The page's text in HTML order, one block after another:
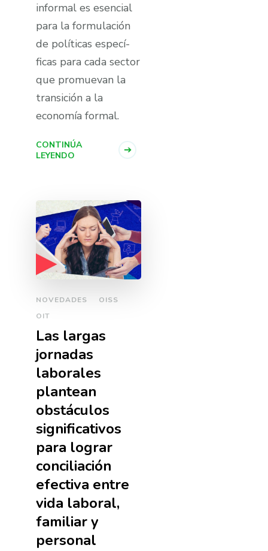
informal es esencial
para la formulación
de polí­ticas especí­
ficas para cada sector
que promuevan la
transición a la
economí­a formal.
CONTINÚA
LEYENDO
NOVEDADES
OISS
OIT
Las largas
jornadas
laborales
plantean
obstáculos
significativos
para lograr
conciliación
efectiva entre
vida laboral,
familiar y
personal